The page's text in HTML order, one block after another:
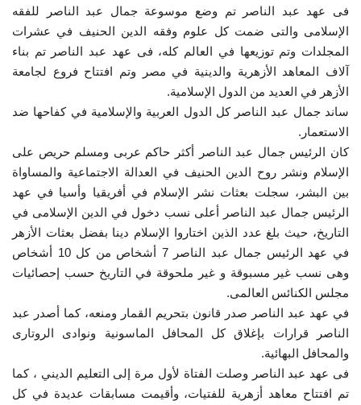
فى عهد عبد الناصر تم وضع موسوعة جمال عبد الناصر للفقه
الإسلامى والتى ضمت كل علوم وفقه الدين الحنيف في عشرات
المجلدات وتم توزيعها في العالم كله، فى عهد عبد الناصر تم بناء
آلاف المعاهد الأزهرية والدينية في مصر وتم افتتاح فروع لجامعة
الأزهر في العديد من الدول الإسلامية.
ساند جمال عبد الناصر كل الدول العربية والإسلامية في كفاحها ضد
الاستعمار.
كان الرئيس جمال عبد الناصر أكثر حاكم عربى ومسلم حريص على
الإسلام ونشر روح الدين الحنيف في العدالة الاجتماعية والمساواة
بين البشر، سجلت بعثات نشر الإسلام في أفريقيا وأسيا في عهد
الرئيس جمال عبد الناصر أعلى نسب دخول في الدين الإسلامى في
التاريخ، حيث بلغ عدد الذين اختاروا الإسلام دينا بفضل بعثات الأزهر
في عهد الرئيس جمال عبد الناصر 7 أشخاص من كل 10 أشخاص
وهى نسب غير مسبوقة و غير ملحوقة في التاريخ حسب إحصائيات
مجلس الكنائس العالمى.
في عهد عبد الناصر صدر قانون بتحريم القمار ومنعه، كما أصدر عبد
الناصر قرارات بإغلاق كل المحافل الماسونية ونوادى الروتارى
والمحافل البهائية.
فى عهد عبد الناصر وصلت الفتاة لأول مرة إلى التعليم الديني ، كما
تم افتتاح معاهد أزهرية للفتيات، وأقيمت مسابقات عديدة في كل